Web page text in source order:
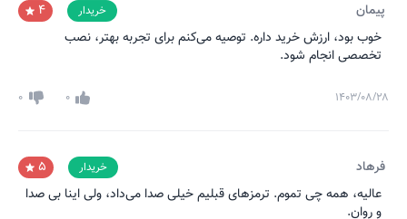
پیمان خریدار
4
خوب بود، ارزش خرید داره. توصیه می‌کنم برای تجربه بهتر، نصب
تخصصی انجام شود.
۱۴۰۳/۰۸/۲۸ 0
0
فرهاد خریدار
5
عالیه، همه چی تموم. ترمزهای قبلیم خیلی صدا می‌داد، ولی اینا بی صدا
و روان.